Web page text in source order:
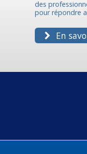
des
pour répondre
En